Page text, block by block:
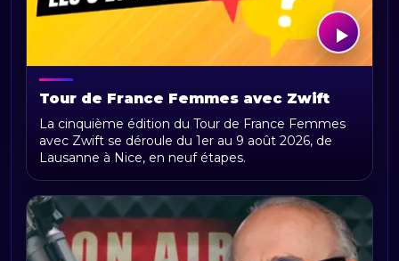
Tour de France Femmes avec Zwift
2026 : parcours, étapes, calendrier et
actualités
La cinquième édition du Tour de France Femmes
avec Zwift se déroule du 1er au 9 août 2026, de
Lausanne à Nice, en neuf étapes.